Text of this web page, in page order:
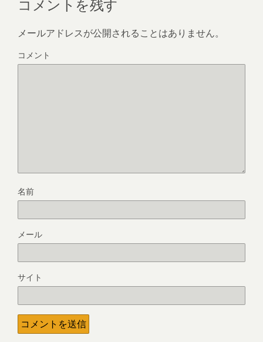
メールアドレスが公開されることはありません。
コメント
名前
メール
サイト